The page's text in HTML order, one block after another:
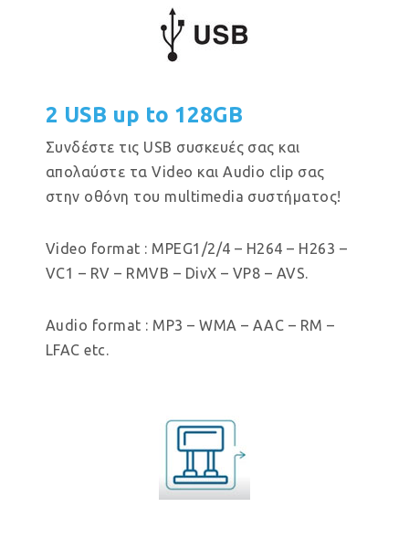
2 USB up to 128GB
Συνδέστε τις USB συσκευές σας και
απολαύστε τα Video και Audio clip σας
στην οθόνη του multimedia συστήματος!
Video format : MPEG1/2/4 – H264 – H263 –
VC1 – RV – RMVB – DivX – VP8 – AVS.
Audio format : MP3 – WMA – AAC – RM –
LFAC etc.